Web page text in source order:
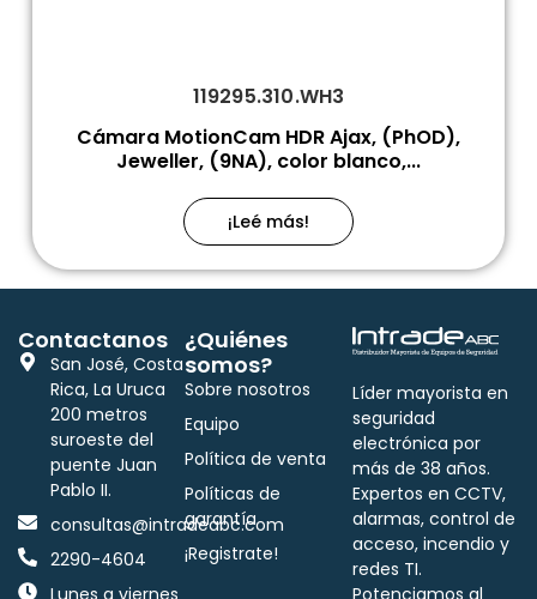
119295.310.WH3
Cámara MotionCam HDR Ajax, (PhOD),
Jeweller, (9NA), color blanco,...
¡Leé más!
Líder mayorista en
seguridad
electrónica por
más de 38 años.
Expertos en CCTV,
alarmas, control de
acceso, incendio y
redes TI.
Potenciamos al
¿Quiénes
somos?
Sobre nosotros
Equipo
Política de venta
Políticas de
garantía
¡Registrate!
Contactanos
San José, Costa
Rica, La Uruca
200 metros
suroeste del
puente Juan
Pablo II.
consultas@intradeabc.com
2290-4604
Lunes a viernes